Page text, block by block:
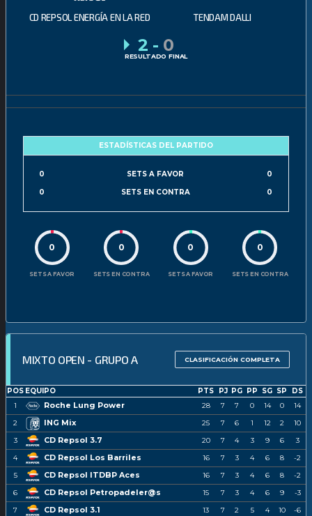
CD REPSOL ENERGÍA EN LA RED TENDAM DALLI
2 - 0
RESULTADO FINAL
ESTADÍSTICAS DEL PARTIDO
0 SETS A FAVOR
0
0
SETS EN CONTRA 0
0
SETS A FAVOR
0
SETS EN CONTRA
0
SETS A FAVOR
0
SETS EN CONTRA
MIXTO OPEN - GRUPO A CLASIFICACIÓN COMPLETA
POS EQUIPO PTS PJ PG PP SG SP
DS
1
Roche Lung Power 28 7 7 0 14 0
14
2
ING Mix 25 7 6 1 12 2
10
3
CD Repsol 3.7 20 7 4 3 9 6
3
4
CD Repsol Los Barriles 16 7 3 4 6 8
-2
5
CD Repsol ITDBP Aces 16 7 3 4 6 8
-2
6
CD Repsol Petropadeler@s 15 7 3 4 6 9
-3
7
CD Repsol 3.1 13 7 2 5 4 10
-6